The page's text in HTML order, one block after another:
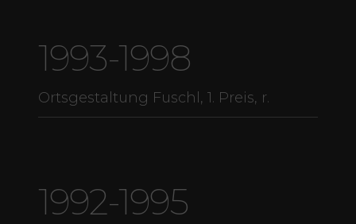
1993-1998
Ortsgestaltung Fuschl, 1. Preis, r.
1992-1995